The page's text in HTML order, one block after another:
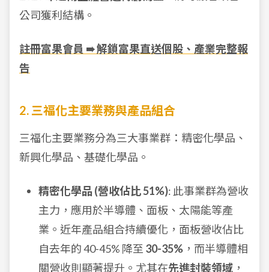
公司獲利結構。
註冊富果會員 ➠ 解鎖富果直送個股、產業完整報
告
2. 三福化主要業務與產品組合
三福化主要業務分為三大事業群：精密化學品、
新興化學品、基礎化學品。
精密化學品 (營收佔比 51%): 此事業群為營收
主力，應用於半導體、面板、太陽能等產
業。近年產品組合持續優化，面板營收佔比
自去年的 40-45% 降至 30-35% ，而半導體相
關營收則顯著提升。尤其在先進封裝領域 ，